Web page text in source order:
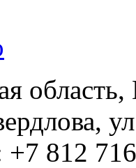
812